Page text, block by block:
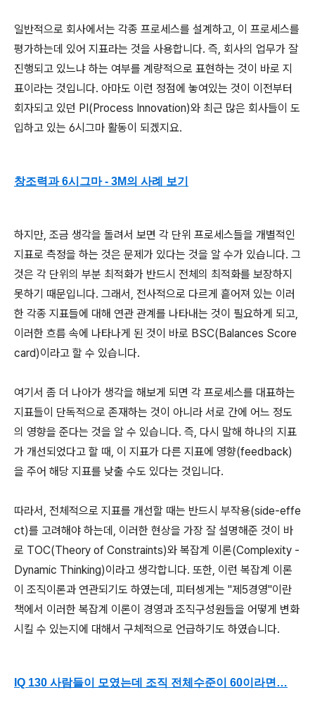
일반적으로 회사에서는 각종 프로세스를 설계하고, 이 프로세스를
평가하는데 있어 지표라는 것을 사용합니다. 즉, 회사의 업무가 잘
진행되고 있느냐 하는 여부를 계량적으로 표현하는 것이 바로 지
표이라는 것입니다. 아마도 이런 정점에 놓여있는 것이 이전부터
회자되고 있던 PI(Process Innovation)와 최근 많은 회사들이 도
입하고 있는 6시그마 활동이 되겠지요.
창조력과 6시그마 - 3M의 사례 보기
하지만, 조금 생각을 돌려서 보면 각 단위 프로세스들을 개별적인
지표로 측정을 하는 것은 문제가 있다는 것을 알 수가 있습니다. 그
것은 각 단위의 부분 최적화가 반드시 전체의 최적화를 보장하지
못하기 때문입니다. 그래서, 전사적으로 다르게 흩어져 있는 이러
한 각종 지표들에 대해 연관 관계를 나타내는 것이 필요하게 되고,
이러한 흐름 속에 나타나게 된 것이 바로 BSC(Balances Score
card)이라고 할 수 있습니다.
여기서 좀 더 나아가 생각을 해보게 되면 각 프로세스를 대표하는
지표들이 단독적으로 존재하는 것이 아니라 서로 간에 어느 정도
의 영향을 준다는 것을 알 수 있습니다. 즉, 다시 말해 하나의 지표
가 개선되었다고 할 때, 이 지표가 다른 지표에 영향(feedback)
을 주어 해당 지표를 낮출 수도 있다는 것입니다.
따라서, 전체적으로 지표를 개선할 때는 반드시 부작용(side-effe
ct)를 고려해야 하는데, 이러한 현상을 가장 잘 설명해준 것이 바
로 TOC(Theory of Constraints)와 복잡계 이론(Complexity -
Dynamic Thinking)이라고 생각합니다. 또한, 이런 복잡계 이론
이 조직이론과 연관되기도 하였는데, 피터셍게는 "제5경영"이란
책에서 이러한 복잡계 이론이 경영과 조직구성원들을 어떻게 변화
시킬 수 있는지에 대해서 구체적으로 언급하기도 하였습니다.
IQ 130 사람들이 모였는데 조직 전체수준이 60이라면…